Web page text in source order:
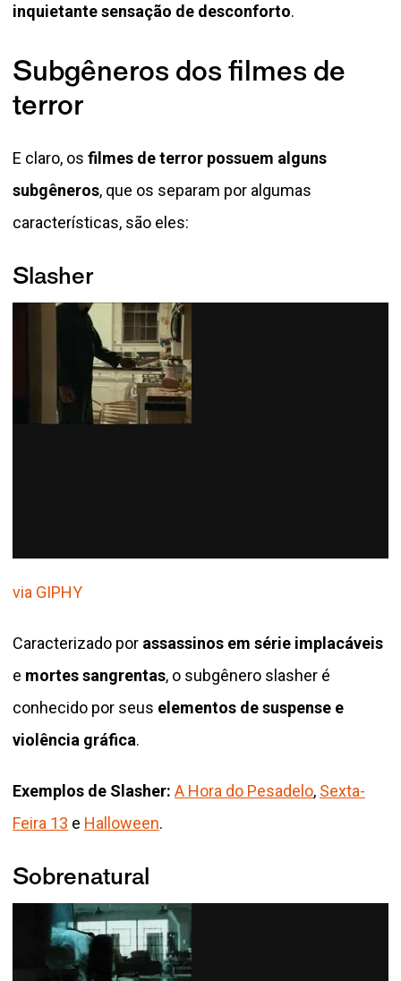
inquietante sensação de desconforto.
Subgêneros dos filmes de
terror
E claro, os filmes de terror possuem alguns
subgêneros, que os separam por algumas
características, são eles:
Slasher
via GIPHY
Caracterizado por assassinos em série implacáveis
e mortes sangrentas, o subgênero slasher é
conhecido por seus elementos de suspense e
violência gráfica.
Exemplos de Slasher: A Hora do Pesadelo, Sexta-
Feira 13 e Halloween.
Sobrenatural